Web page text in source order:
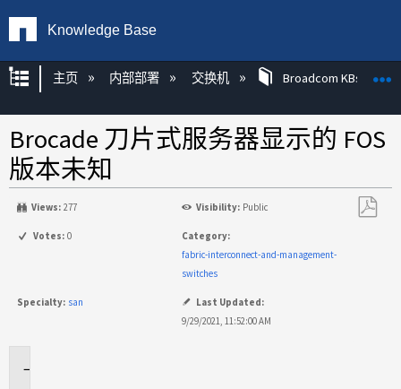
Knowledge Base
扩展/隐缩全局层次
主页 内部部署 交换机 Broadcom KBs
Brocade 刀片式服务器显示的 FOS
版本未知
Views: 277 Visibility: Public
Votes: 0
Category:
fabric-interconnect-and-management-
switches
Specialty: san
Last Updated:
9/29/2021, 11:52:00 AM